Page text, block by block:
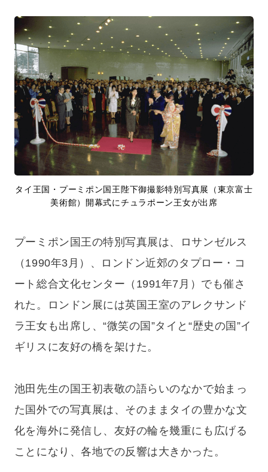
タイ王国・プーミポン国王陛下御撮影特別写真展（東京富士
美術館）開幕式にチュラポーン王女が出席
プーミポン国王の特別写真展は、ロサンゼルス
（1990年3月）、ロンドン近郊のタプロー・コ
ート総合文化センター（1991年7月）でも催さ
れた。ロンドン展には英国王室のアレクサンド
ラ王女も出席し、“微笑の国”タイと“歴史の国”イ
ギリスに友好の橋を架けた。
池田先生の国王初表敬の語らいのなかで始まっ
た国外での写真展は、そのままタイの豊かな文
化を海外に発信し、友好の輪を幾重にも広げる
ことになり、各地での反響は大きかった。